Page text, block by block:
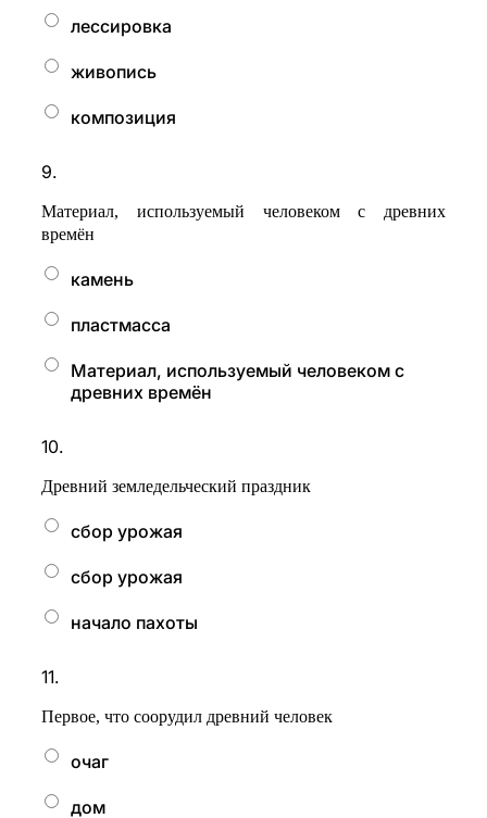
лессировка
живопись
композиция
9.
Материал, используемый человеком с древних
времён
камень
пластмасса
Материал, используемый человеком с
древних времён
10.
Древний земледельческий праздник
сбор урожая
сбор урожая
начало пахоты
11.
Первое, что соорудил древний человек
очаг
дом